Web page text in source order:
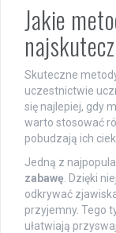
Jakie
Skuteczne
uczestnictwie
się najlepiej, gdy
warto stosować
pobudzają ich
Jedną z
zabawę . Dzięki
odkrywać
przyjemny. Tego
ułatwiają